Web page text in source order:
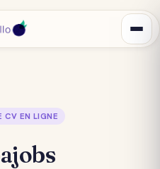
CV EN LIGNE